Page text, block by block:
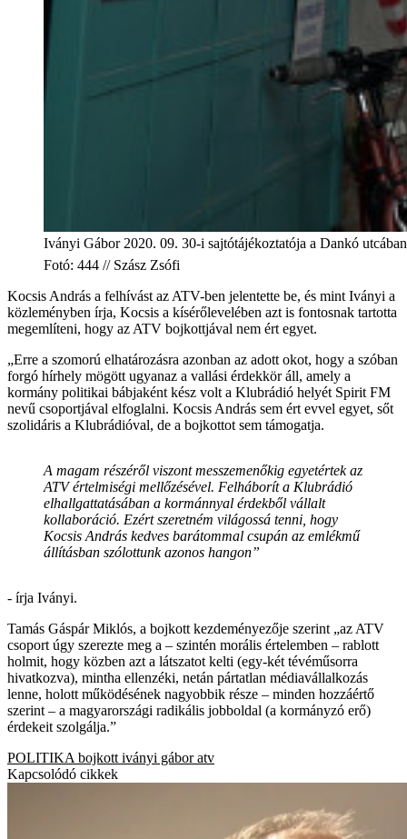
Iványi Gábor 2020. 09. 30-i sajtótájékoztatója a Dankó
Fotó: 444 // Szász Zsófi
Kocsis András a felhívást az ATV-ben jelentette be, és mint Iványi a
közleményben írja, Kocsis a kísérőlevelében azt is fontosnak tartotta
megemlíteni, hogy az ATV bojkottjával nem ért egyet.
„Erre a szomorú elhatározásra azonban az adott okot, hogy a szóban
forgó hírhely mögött ugyanaz a vallási érdekkör áll, amely a
kormány politikai bábjaként kész volt a Klubrádió helyét Spirit FM
nevű csoportjával elfoglalni. Kocsis András sem ért evvel egyet, sőt
szolidáris a Klubrádióval, de a bojkottot sem támogatja.
A magam részéről viszont messzemenőkig egyetértek az
ATV értelmiségi mellőzésével. Felháborít a Klubrádió
elhallgattatásában a kormánnyal érdekből vállalt
kollaboráció. Ezért szeretném világossá tenni, hogy
Kocsis András kedves barátommal csupán az emlékmű
állításban szólottunk azonos hangon”
- írja Iványi.
Tamás Gáspár Miklós, a bojkott kezdeményezője szerint „az ATV
csoport úgy szerezte meg a – szintén morális értelemben – rablott
holmit, hogy közben azt a látszatot kelti (egy-két tévéműsorra
hivatkozva), mintha ellenzéki, netán pártatlan médiavállalkozás
lenne, holott működésének nagyobbik része – minden hozzáértő
szerint – a magyarországi radikális jobboldal (a kormányzó erő)
érdekeit szolgálja.”
POLITIKA bojkott iványi gábor atv
Kapcsolódó cikkek